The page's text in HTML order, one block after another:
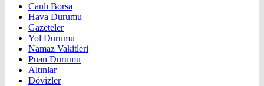
Canlı Borsa
Hava Durumu
Gazeteler
Yol Durumu
Namaz Vakitleri
Puan Durumu
Altınlar
Dövizler